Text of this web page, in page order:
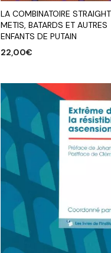
LA COMBINATOIRE
METIS, BATARDS ET AUTRES
ENFANTS DE PUTAIN
22,00€